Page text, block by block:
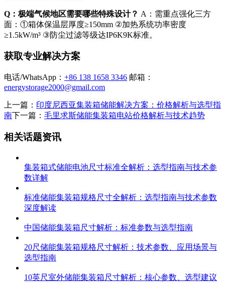
Q：极端气候地区需要哪些特殊设计？ A：需重点强化三方
面：①箱体保温层厚度≥150mm ②加热系统功率密度
≥1.5kW/m³ ③防尘过滤等级达IP6K9K标准。
获取专业解决方案
电话/WhatsApp： +86 138 1658 3346 邮箱：
energystorage2000@gmail.com
上一篇： 印度尼西亚集装箱储能解决方案：价格解析与选型指
南下一篇： 毛里求斯储能集装箱电站价格解析与技术趋势
相关话题资讯
集装箱式储能电池尺寸标准全解析：选型指南与技术参
数详解
标准储能集装箱规格尺寸全解析：选型指南与技术参数
深度解读
中国储能集装箱尺寸解析：标准参数与选型指南
20尺储能集装箱规格尺寸解析：技术参数、应用场景与
选型指南
10英尺室外储能集装箱尺寸解析：核心参数、选型建议